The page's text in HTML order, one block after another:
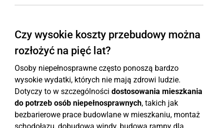
Czy wysokie koszty przebudowy można
rozłożyć na pięć lat?
Osoby niepełnosprawne często ponoszą bardzo
wysokie wydatki, których nie mają zdrowi ludzie.
Dotyczy to w szczególności dostosowania mieszkania
do potrzeb osób niepełnosprawnych, takich jak
bezbarierowe prace budowlane w mieszkaniu, montaż